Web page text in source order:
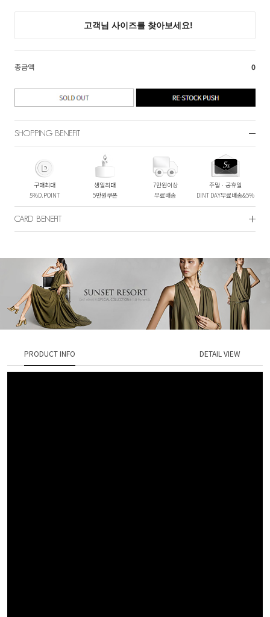
총금액 0
SHOPPING BENEFIT
구매최대
5%D.POINT
생일최대
5만원쿠폰
7만원이상
무료배송
주말ㆍ공휴일
DINT DAY무료배송&5%
CARD BENEFIT
PRODUCT INFO DETAIL VIEW